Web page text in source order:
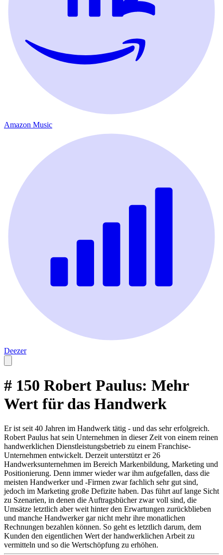
Amazon Music
Deezer
# 150 Robert Paulus: Mehr
Wert für das Handwerk
Er ist seit 40 Jahren im Handwerk tätig - und das sehr erfolgreich.
Robert Paulus hat sein Unternehmen in dieser Zeit von einem reinen
handwerklichen Dienstleistungsbetrieb zu einem Franchise-
Unternehmen entwickelt. Derzeit unterstützt er 26
Handwerksunternehmen im Bereich Markenbildung, Marketing und
Positionierung. Denn immer wieder war ihm aufgefallen, dass die
meisten Handwerker und -Firmen zwar fachlich sehr gut sind,
jedoch im Marketing große Defizite haben. Das führt auf lange Sicht
zu Szenarien, in denen die Auftragsbücher zwar voll sind, die
Umsätze letztlich aber weit hinter den Erwartungen zurückblieben
und manche Handwerker gar nicht mehr ihre monatlichen
Rechnungen bezahlen können. So geht es letztlich darum, dem
Kunden den eigentlichen Wert der handwerklichen Arbeit zu
vermitteln und so die Wertschöpfung zu erhöhen.